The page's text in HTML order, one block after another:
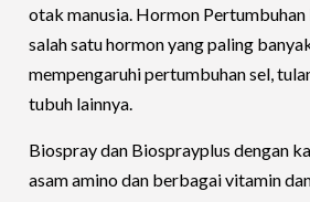
otak manusia. Hormon
salah satu hormon yang paling
mempengaruhi pertumbuhan sel,
tubuh lainnya.
Biospray dan Biosprayplus dengan
asam amino dan berbagai vitamin